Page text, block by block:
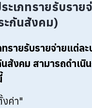
ะเภทรายรับราย
ะกันสังคม)
รายรับรายจ่ายแต่ละ
สังคม สามารถดำเนิ
งค่า"